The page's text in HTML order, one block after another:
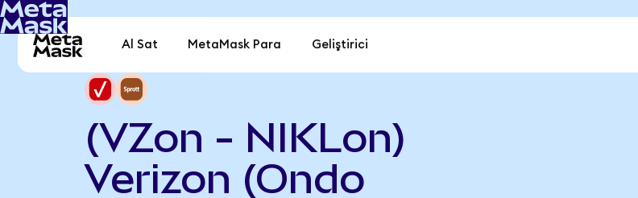
Al Sat MetaMask Para Geliştirici
(VZon - NIKLon)
Verizon (Ondo